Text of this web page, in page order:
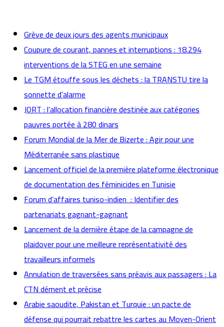
Grève de deux jours des agents municipaux
Coupure de courant, pannes et interruptions : 18.294
interventions de la STEG en une semaine
Le TGM étouffe sous les déchets : la TRANSTU tire la
sonnette d’alarme
JORT : l’allocation financière destinée aux catégories
pauvres portée à 280 dinars
Forum Mondial de la Mer de Bizerte : Agir pour une
Méditerranée sans plastique
Lancement officiel de la première plateforme électronique
de documentation des féminicides en Tunisie
Forum d’affaires tuniso-indien : Identifier des
partenariats gagnant-gagnant
Lancement de la dernière étape de la campagne de
plaidoyer pour une meilleure représentativité des
travailleurs informels
Annulation de traversées sans préavis aux passagers : La
CTN dément et précise
Arabie saoudite, Pakistan et Turquie : un pacte de
défense qui pourrait rebattre les cartes au Moyen-Orient